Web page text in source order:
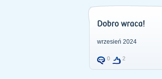
Dobro wraca!
wrzesień 2024
0 2